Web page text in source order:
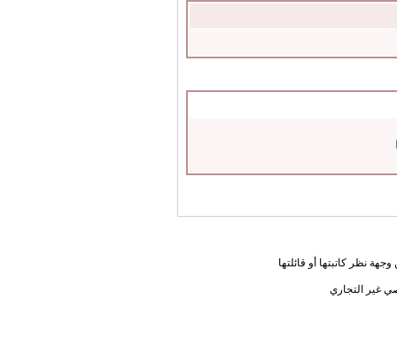
نظر كاتبتها أو قائلتها
غير التجاري